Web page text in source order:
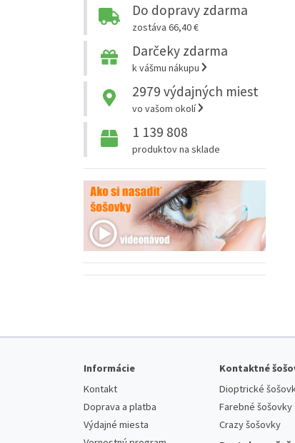
Do dopravy zdarma
zostáva 66,40 €
Darčeky zdarma
k vášmu nákupu
2979 výdajných miest
vo vašom okolí
1 139 808
produktov na sklade
Informácie
Kontakt
Doprava a platba
Výdajné miesta
Kontaktné
Dioptrické
Farebné šošovky
Crazy šošovky